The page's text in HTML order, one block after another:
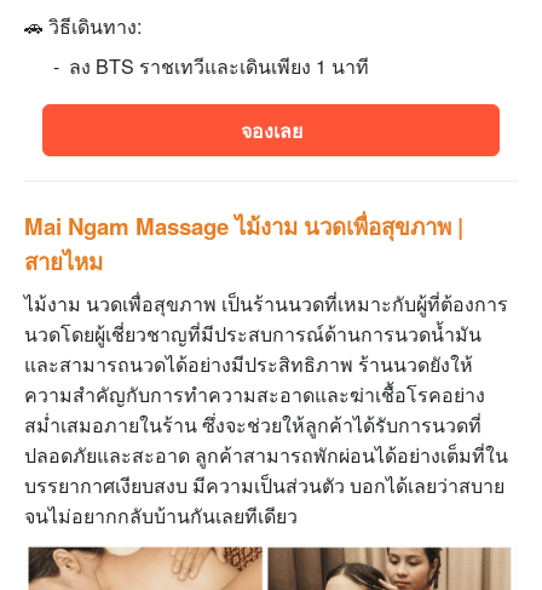
🚗 วิธีเดินทาง:
- ลง BTS ราชเทวีและเดินเพียง 1 นาที
จองเลย
Mai Ngam Massage ไม้งาม นวดเพื่อสุขภาพ |
สายไหม
ไม้งาม นวดเพื่อสุขภาพ เป็นร้านนวดที่เหมาะกับผู้ที่ต้องการ
นวดโดยผู้เชี่ยวชาญที่มีประสบการณ์ด้านการนวดนํ้ามัน
และสามารถนวดได้อย่างมีประสิทธิภาพ ร้านนวดยังให้
ความสำคัญกับการทำความสะอาดและฆ่าเชื้อโรคอย่าง
สม่ำเสมอภายในร้าน ซึ่งจะช่วยให้ลูกค้าได้รับการนวดที่
ปลอดภัยและสะอาด ลูกค้าสามารถพักผ่อนได้อย่างเต็มที่ใน
บรรยากาศเงียบสงบ มีความเป็นส่วนตัว บอกได้เลยว่าสบาย
จนไม่อยากกลับบ้านกันเลยทีเดียว